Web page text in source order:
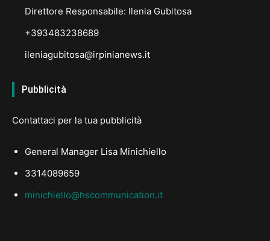
Direttore Responsabile: Ilenia Gubitosa
+393483238689
ileniagubitosa@irpinianews.it
Pubblicità
Contattaci per la tua pubblicità
General Manager Lisa Minichiello
3314089659
minichiello@hscommunication.it